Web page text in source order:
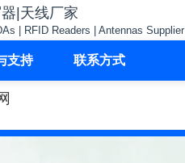
|天线厂家
| RFID Readers | Antennas Supplier
支持 联系方式